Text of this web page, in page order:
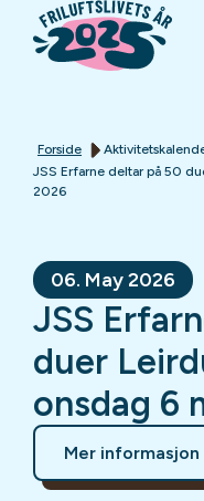
Forside
JSS Erfarne deltar på 50
2026
06. May 2026
JSS
duer
onsdag 6
Mer informasjon